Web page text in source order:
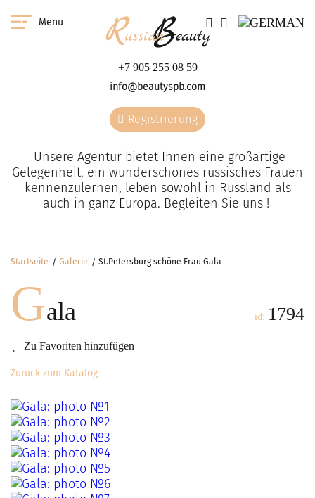
Menu
+7 905 255 08 59
info@beautyspb.com
Registrierung
Unsere Agentur bietet Ihnen eine großartige
Gelegenheit, ein wunderschönes russisches Frauen
kennenzulernen, leben sowohl in Russland als
auch in ganz Europa. Begleiten Sie uns !
Startseite Galerie St.Petersburg schöne Frau Gala
Gala
Zu Favoriten hinzufügen
id: 1794
Zurück zum Katalog